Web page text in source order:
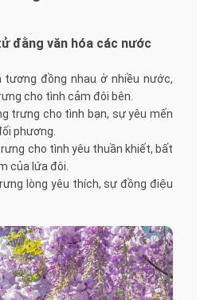
đằng văn hóa các nước
đồng nhau ở nhiều nước,
cho tình cảm đôi bên.
trưng cho tình bạn, sự yêu mến
phương.
cho tình yêu thuần khiết, bất
của lứa đôi.
lòng yêu thích, sự đồng điệu